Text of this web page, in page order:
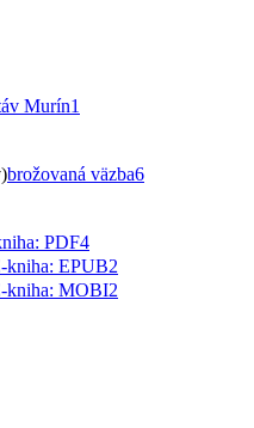
Murín1
brožovaná väzba6
PDF4
kniha: EPUB2
kniha: MOBI2